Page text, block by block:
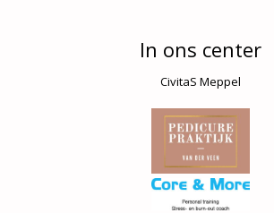
In ons center
CivitaS Meppel